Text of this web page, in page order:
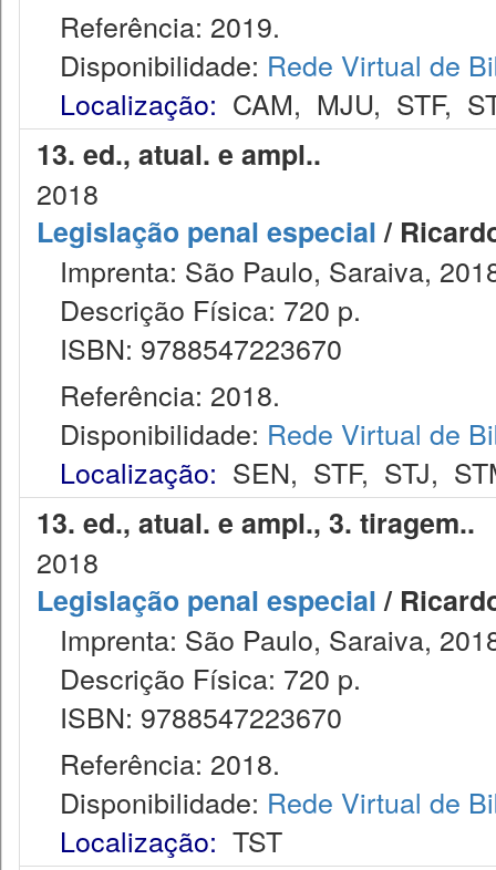
Referência: 2019.
Disponibilidade: Rede Virtual de
Localização: CAM, MJU, STF,
13. ed., atual. e ampl..
2018
Legislação penal especial/
Imprenta: São Paulo, Saraiva,
Descrição Física: 720 p.
ISBN: 9788547223670
Referência: 2018.
Disponibilidade: Rede Virtual de
Localização: SEN, STF, STJ,
13. ed., atual. e ampl., 3.
2018
Legislação penal especial/
Imprenta: São Paulo, Saraiva,
Descrição Física: 720 p.
ISBN: 9788547223670
Referência: 2018.
Disponibilidade: Rede Virtual de
Localização: TST